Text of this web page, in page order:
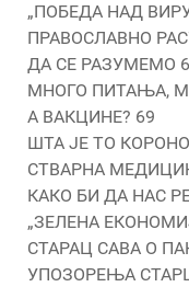
„ПОБЕДА НАД
ПРАВОСЛАВНО
ДА СЕ РАЗУМЕМО
МНОГО ПИТАЊА,
А ВАКЦИНЕ? 69
ШТА ЈЕ ТО
СТВАРНА
КАКО БИ ДА НАС
„ЗЕЛЕНА
СТАРАЦ САВА О
УПОЗОРЕЊА